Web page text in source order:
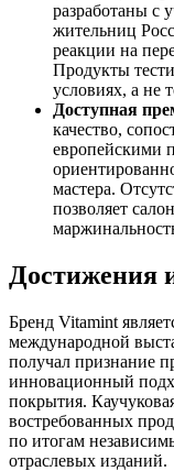
разработаны с
жительниц
реакции на
Продукты
условиях, а не
Доступная
качество,
европейскими
мастера.
позволяет
Достижения
Бренд Vitamint
международной
получал признание
инновационный
покрытия.
востребованных
по итогам
отраслевых изданий.